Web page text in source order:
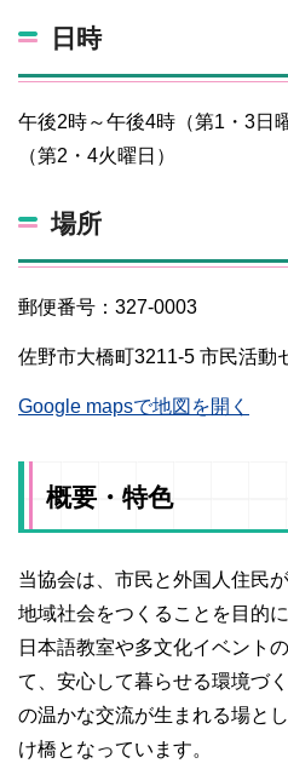
日時
午後2時～午後4時（第1・3日
（第2・4火曜日）
場所
郵便番号：327-0003
佐野市大橋町3211-5 市民活動
Google mapsで地図を開く
概要・特色
当協会は、市民と外国人住民
地域社会をつくることを目的
日本語教室や多文化イベント
て、安心して暮らせる環境づ
の温かな交流が生まれる場と
け橋となっています。